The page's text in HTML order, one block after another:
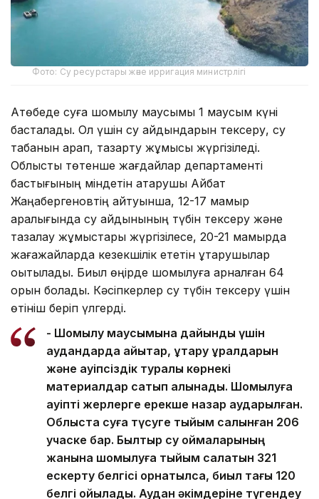
Фото: Су ресурстары және ирригация министрлігі
Ақтөбеде суға шомылу маусымы 1 маусым күні
басталады. Ол үшін су айдындарын тексеру, су
табанын қарап, тазарту жұмысы жүргізіледі.
Облыстық төтенше жағдайлар департаменті
бастығының міндетін атқарушы Айбат
Жаңабергеновтің айтуынша, 12-17 мамыр
аралығында су айдынының түбін тексеру және
тазалау жұмыстары жүргізілесе, 20-21 мамырда
жағажайларда кезекшілік ететін құтқарушылар
оқытылады. Биыл өңірде шомылуға арналған 64
орын болады. Кәсіпкерлер су түбін тексеру үшін
өтініш беріп үлгерді.
- Шомылу маусымына дайындық үшін
аудандарда қайықтар, құтқару құралдарын
және қауіпсіздік туралы көрнекі
материалдар сатып алынады. Шомылуға
қауіпті жерлерге ерекше назар аударылған.
Облыста суға түсуге тыйым салынған 206
учаске бар. Былтыр су қоймаларының
жанына шомылуға тыйым салатын 321
ескерту белгісі орнатылса, биыл тағы 120
белгі қойылады. Аудан әкімдеріне түгендеу